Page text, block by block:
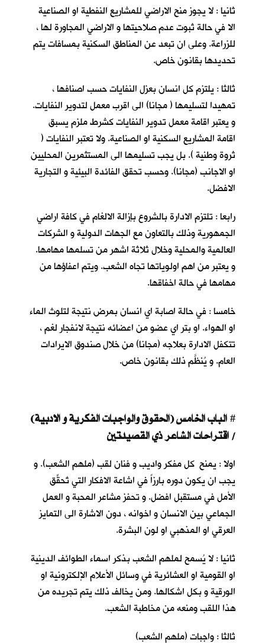
ثانيا : لا يجوز منح الاراضي للمشاريع النفطية او الصناعية
الا في حالة ثبوت عدم صلاحيتها و الاراضي المجاورة لها ،
للزراعة. وعلى ان تبعد عن المناطق السكنية بمسافات يتم
تحديدها بقانون خاص.
ثالثا : يلتزم كل انسان بعزل النفايات حسب اصنافها ،
تمهيدا لتسليمها ( مجانا) الى اقرب معمل لتدوير النفايات.
و يعتبر اقامة معمل تدوير النفايات كشرط ملزم يسبق
اقامة المشاريع السكنية او الصناعية. ولا تعتبر النفايات (
ثروة وطنية ). بل يجب تسليمها الى المستثمرين المحليين
او الاجانب (مجانا). وحسب تحقق الفائدة البيئية و التجارية
الافضل.
رابعا : تلتزم الادارة بالشروع بإزالة الالغام في كافة اراضي
الجمهورية وذلك بالتعاون مع الجهات الدولية و الشركات
العالمية والمحلية وخلال ثلاثة اشهر من تسلمها مهامها.
و يعتبر من اهم اولوياتها تجاه الشعب. ويتم اعفاؤها من
مهامها في حالة اخفاقها.
خامسا : في حالة اصابة اي انسان بمرض نتيجة لتلوث الماء
او الهواء. او بتر اي عضو من اعضائه نتيجة لانفجار لغم ،
تتكفل الادارة بعلاجه (مجانا) من خلال صندوق الايرادات
العام. و يُنظَّم ذلك بقانون خاص.
# الباب الخامس (الحقوق والواجبات الفكرية و الادبية)
/ اقتراحات الشاعر ذي القصيدتين
اولا : يمنح كل مفكر واديب و فنان لقب (ملهم الشعب). و
يجب ان يكون دوره بارزاً في اشاعة الافكار التي تُحقِّق
الأمل في مستقبل افضل. و تحفز مشاعر المحبة و العمل
الجماعي بين الانسان و اخوانه ، دون الاشارة الى التمايز
العرقي او المذهبي او لون البشرة.
ثانيا : لا يُسمح لملهم الشعب بذكر اسماء الطوائف الدينية
او القومية او العشائرية في وسائل الأعلام الإلكترونية او
الورقية و بكل اشكالها. ومن يخالف ذلك يتم تجريده من
هذا اللقب ومنعه من مخاطبة الشعب.
ثالثا : واجبات (ملهم الشعب)